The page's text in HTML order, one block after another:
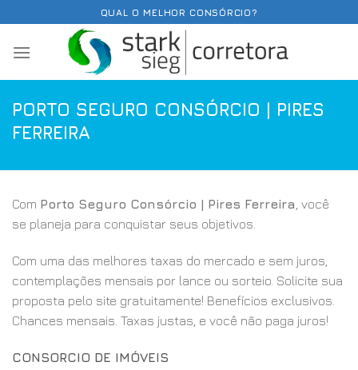
content
QUAL O MELHOR CONSÓRCIO?
PORTO SEGURO CONSÓRCIO | PIRES
FERREIRA
Com Porto Seguro Consórcio | Pires Ferreira , você
se planeja para conquistar seus objetivos.
Com uma das melhores taxas do mercado e sem juros,
contemplações mensais por lance ou sorteio. Solicite sua
proposta pelo site gratuitamente! Benefícios exclusivos.
Chances mensais. Taxas justas, e você não paga juros!
CONSORCIO DE IMÓVEIS